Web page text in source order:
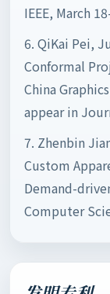
IEEE, March
6. QiKai Pei,
Conformal
China
appear in
7. Zhenbin
Custom
Demand-
Computer